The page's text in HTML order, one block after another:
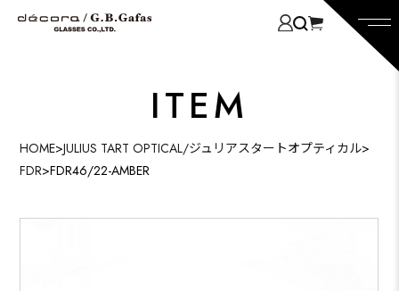
ITEM
HOME>JULIUS TART OPTICAL/ジュリアスタートオプティカル>
FDR>FDR46/22-AMBER